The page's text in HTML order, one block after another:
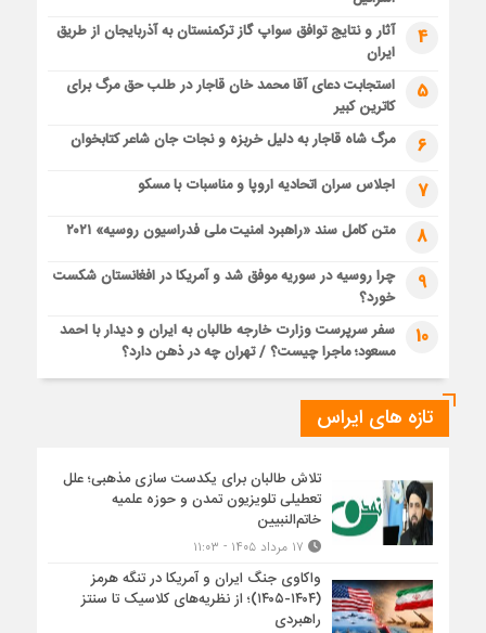
4
آثار و نتایج توافق سواپ گاز ترکمنستان به آذربایجان از طریق
ایران
5
استجابت دعای آقا محمد خان قاجار در طلب حق مرگ برای
کاترین کبیر
6 مرگ شاه قاجار به دلیل خربزه و نجات جان شاعر کتابخوان
7 اجلاس سران اتحادیه اروپا و مناسبات با مسکو
8 متن کامل سند «راهبرد امنیت ملی فدراسیون روسیه» ۲۰۲۱
9
چرا روسیه در سوریه موفق شد و آمریکا در افغانستان شکست
خورد؟
10
سفر سرپرست وزارت خارجه طالبان به ایران و دیدار با احمد
مسعود؛ ماجرا چیست؟ / تهران چه در ذهن دارد؟
تازه های ایراس
تلاش طالبان برای یکدست سازی مذهبی؛ علل
تعطیلی تلویزیون تمدن و حوزه علمیه
خاتم‌النبیین
واکاوی جنگ ایران و آمریکا در تنگه هرمز
(۱۴۰۴-۱۴۰۵)؛ از نظریه‌های کلاسیک تا سنتز
راهبردی